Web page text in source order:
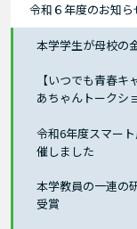
令和６年度のお知ら
本学学生が母校の
【いつでも青春
あちゃんトークシ
令和6年度スマー
催しました
本学教員の一連の
受賞